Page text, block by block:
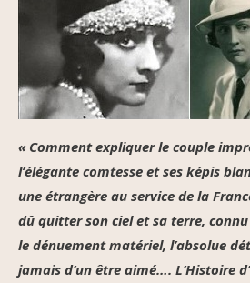
« Comment expliquer le couple
l’élégante comtesse et ses képis
une étrangère au service de la
dû quitter son ciel et sa terre, connu
le dénuement matériel, l’absolue
jamais d’un être aimé…. L’Histoire